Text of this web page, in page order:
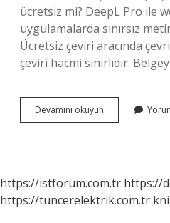
ücretsiz mi? DeepL Pro ile
uygulamalarda sınırsız
Ücretsiz çeviri aracında
çeviri hacmi sınırlıdır.
Devamını okuyun Translate
Ücretli
https://istforum.com.tr https://
https://tuncerelektrik.com.tr